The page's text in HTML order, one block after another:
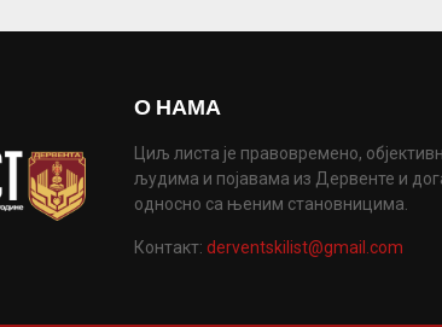
О НАМА
Циљ листа је правовремено,
људима и појавама из Дервенте и
односно са њеним становницима.
Контакт: derventskilist@gmail.com